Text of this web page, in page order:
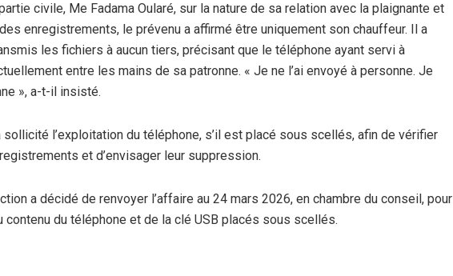
civile, Me Fadama Oularé, sur la nature de sa relation avec la plaignante et
enregistrements, le prévenu a affirmé être uniquement son chauffeur. Il a
les fichiers à aucun tiers, précisant que le téléphone ayant servi à
entre les mains de sa patronne. « Je ne l’ai envoyé à personne. Je
», a-t-il insisté.
l’exploitation du téléphone, s’il est placé sous scellés, afin de vérifier
et d’envisager leur suppression.
a décidé de renvoyer l’affaire au 24 mars 2026, en chambre du conseil, pour
contenu du téléphone et de la clé USB placés sous scellés.